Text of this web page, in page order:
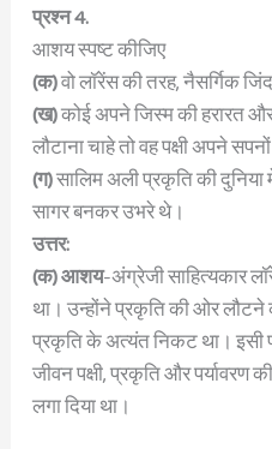
प्रश्न 4.
आशय स्पष्ट कीजिए
(क)वो लॉरेंस की तरह, नैसर्गिक
(ख)कोई अपने जिस्म की हरारत
लौटाना चाहे तो वह पक्षी अपने
(ग)सालिम अली प्रकृति की
सागर बनकर उभरे थे।
उत्तर:
(क)आशय-अंग्रेजी साहित्यकार
था। उन्होंने प्रकृति की ओर
प्रकृति के अत्यंत निकट था। इसी
जीवन पक्षी, प्रकृति और पर्यावरण
लगा दिया था।